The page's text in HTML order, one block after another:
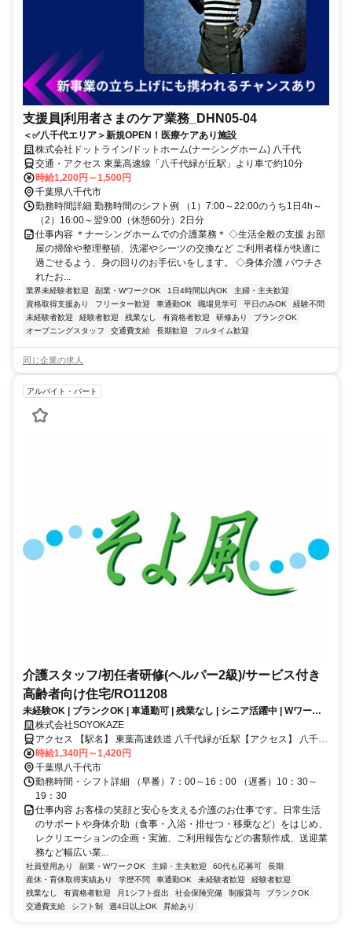
支援員|利用者さまのケア業務_DHN05-04
＜✅八千代エリア＞新規OPEN！医療ケアあり施設
株式会社ドットライン/ドットホーム(ナーシングホーム) 八千代
交通・アクセス 東葉高速線「八千代緑が丘駅」より車で約10分
時給1,200円～1,500円
千葉県八千代市
勤務時間詳細 勤務時間のシフト例 （1）7:00～22:00のうち1日4h～
（2）16:00～翌9:00（休憩60分）2日分
仕事内容 ＊ナーシングホームでの介護業務＊ ◇生活全般の支援 お部
屋の掃除や整理整頓、洗濯やシーツの交換など ご利用者様が快適に
過ごせるよう、身の回りのお手伝いをします。 ◇身体介護 パウチさ
れたお...
業界未経験者歓迎 副業・WワークOK 1日4時間以内OK
主婦・主夫歓迎
資格取得支援あり
フリーター歓迎 車通勤OK 職場見学可 平日のみOK
経験不問
未経験者歓迎
経験者歓迎 残業なし 有資格者歓迎 研修あり
ブランクOK
オープニングスタッフ
交通費支給 長期歓迎 フルタイム歓迎
同じ企業の求人
アルバイト・パート
介護スタッフ/初任者研修(ヘルパー2級)/サービス付き
高齢者向け住宅/RO11208
未経験OK | ブランクOK | 車通勤可 | 残業なし | シニア活躍中 | Wワーク
OK | 夜勤なし | 週4日勤務からOK | 交通費支給 | 福利厚生充実│サービス
付き高齢者向け住宅/介護スタッフ/パート募集！【未経験歓迎！】
株式会社SOYOKAZE
アクセス 【駅名】 東葉高速鉄道 八千代緑が丘駅【アクセス】 八千代
緑ヶ丘駅より徒歩17分
時給1,340円～1,420円
千葉県八千代市
勤務時間・シフト詳細 （早番）7：00～16：00 （遅番）10：30～
19：30
仕事内容 お客様の笑顔と安心を支える介護のお仕事です。日常生活
のサポートや身体介助（食事・入浴・排せつ・移乗など）をはじめ、
レクリエーションの企画・実施、ご利用報告などの書類作成、送迎業
務など幅広い業...
社員登用あり 副業・WワークOK 主婦・主夫歓迎 60代も応募可
長期
産休・育休取得実績あり
学歴不問 車通勤OK 未経験者歓迎
経験者歓迎
残業なし
有資格者歓迎 月1シフト提出 社会保険完備 制服貸与
ブランクOK
交通費支給
シフト制 週4日以上OK 昇給あり